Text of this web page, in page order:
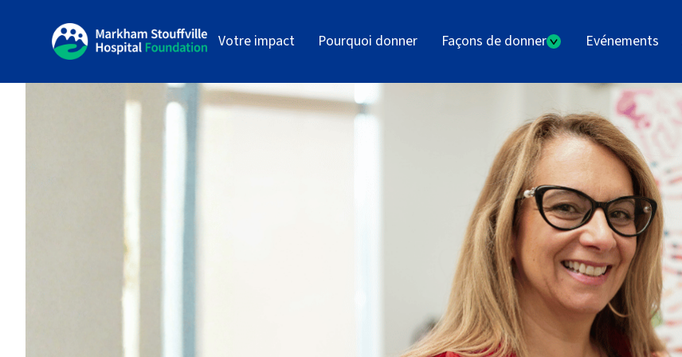
Votre impact Pourquoi donner Façons de donner Evénements